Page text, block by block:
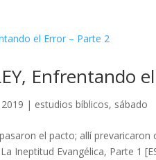
Enfrentando
| estudios bíblicos, sábado
el pacto; allí prevaricaron
Ineptitud Evangélica, Parte 1